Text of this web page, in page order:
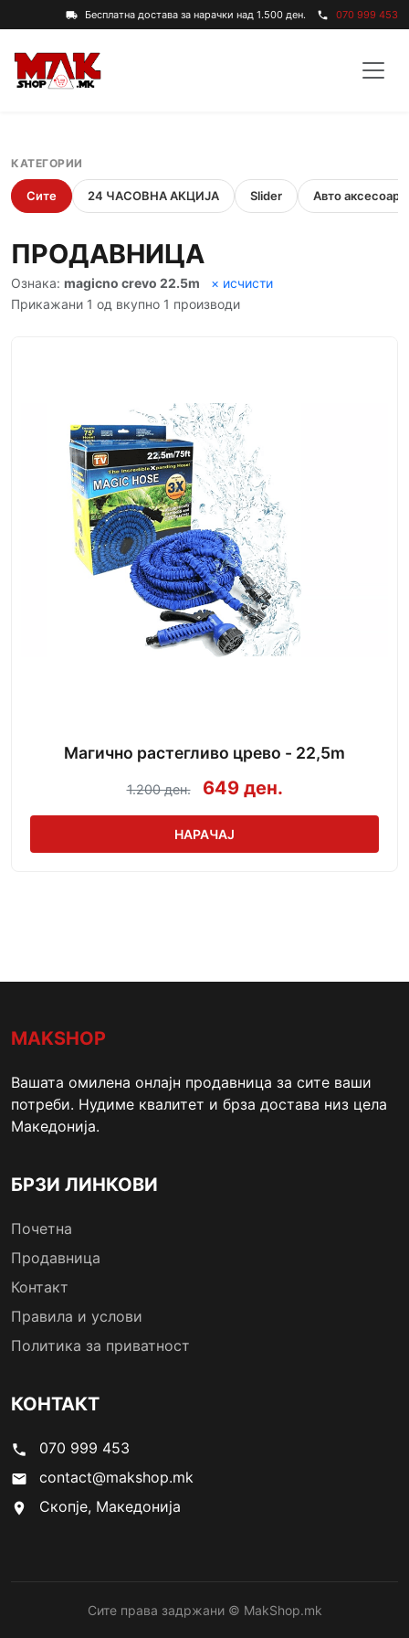
local_shipping Бесплатна достава за нарачки над 1.500 ден. phone 070 999 453
КАТЕГОРИИ
Сите 24 ЧАСОВНА АКЦИЈА Slider Авто аксесоари
ПРОДАВНИЦА
Ознака: magicno crevo 22.5m
× исчисти
Прикажани 1 од вкупно 1 производи
Магично растегливо црево - 22,5m
1.200 ден. 649 ден.
НАРАЧАЈ
MAKSHOP
Вашата омилена онлајн продавница за сите ваши
потреби. Нудиме квалитет и брза достава низ цела
Македонија.
БРЗИ ЛИНКОВИ
Почетна
Продавница
Контакт
Правила и услови
Политика за приватност
КОНТАКТ
phone 070 999 453
email contact@makshop.mk
location_on Скопје, Македонија
Сите права задржани © MakShop.mk